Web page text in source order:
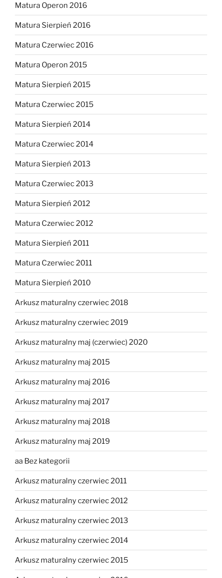
Matura Operon 2016
Matura Sierpień 2016
Matura Czerwiec 2016
Matura Operon 2015
Matura Sierpień 2015
Matura Czerwiec 2015
Matura Sierpień 2014
Matura Czerwiec 2014
Matura Sierpień 2013
Matura Czerwiec 2013
Matura Sierpień 2012
Matura Czerwiec 2012
Matura Sierpień 2011
Matura Czerwiec 2011
Matura Sierpień 2010
Arkusz maturalny czerwiec 2018
Arkusz maturalny czerwiec 2019
Arkusz maturalny maj (czerwiec) 2020
Arkusz maturalny maj 2015
Arkusz maturalny maj 2016
Arkusz maturalny maj 2017
Arkusz maturalny maj 2018
Arkusz maturalny maj 2019
aa Bez kategorii
Arkusz maturalny czerwiec 2011
Arkusz maturalny czerwiec 2012
Arkusz maturalny czerwiec 2013
Arkusz maturalny czerwiec 2014
Arkusz maturalny czerwiec 2015